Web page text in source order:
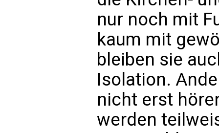
nur noch mit
kaum mit
bleiben sie
Isolation.
nicht erst
werden